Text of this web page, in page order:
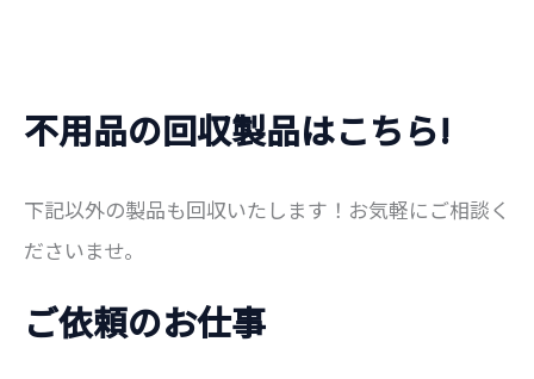
不用品の回収製品はこちら!
下記以外の製品も回収いたします！お気軽にご相談く
ださいませ。
ご依頼のお仕事